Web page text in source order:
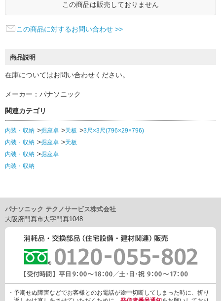
この商品は販売しておりません
この商品に対するお問い合わせ >>
商品説明
在庫についてはお問い合わせください。
メーカー：パナソニック
関連カテゴリ
内装・収納 掘座卓 天板
3尺×3尺(796×29×796)
内装・収納
掘座卓
天板
内装・収納
掘座卓
内装・収納
パナソニック テクノサービス株式会社
大阪府門真市大字門真1048
・予期せぬ障害などでお客様とのお電話が途中切断してしまった時に、折り